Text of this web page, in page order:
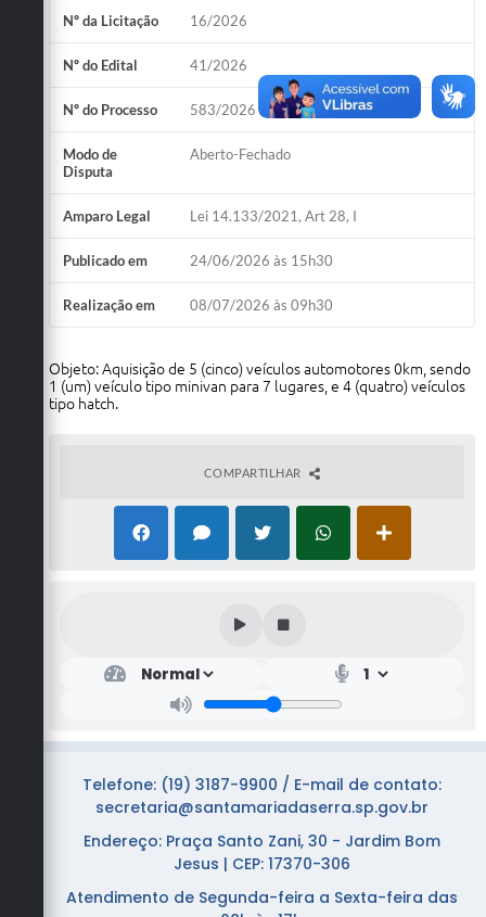
Nº da Licitação 16/2026
Nº do Edital 41/2026
Nº do Processo 583/2026
Modo de
Disputa
Aberto-Fechado
Amparo Legal Lei 14.133/2021, Art 28, I
Publicado em 24/06/2026 às 15h30
Realização em 08/07/2026 às 09h30
Objeto: Aquisição de 5 (cinco) veículos automotores 0km, sendo
1 (um) veículo tipo minivan para 7 lugares, e 4 (quatro) veículos
tipo hatch.
COMPARTILHAR
Telefone: (19) 3187-9900 / E-mail de contato:
secretaria@santamariadaserra.sp.gov.br
Endereço: Praça Santo Zani, 30 - Jardim Bom
Jesus | CEP: 17370-306
Atendimento de Segunda-feira a Sexta-feira das